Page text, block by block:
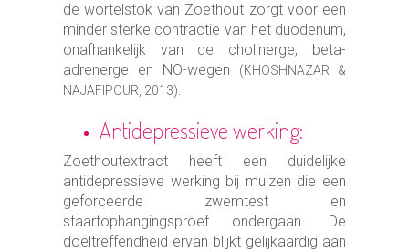
de wortelstok van Zoethout zorgt voor een
minder sterke contractie van het duodenum,
onafhankelijk van de cholinerge, beta-
adrenerge en NO-wegen
(KHOSHNAZAR &
NAJAFIPOUR, 2013).
Antidepressieve werking:
Zoethoutextract heeft een duidelijke
antidepressieve werking bij muizen die een
geforceerde zwemtest en
staartophangingsproef ondergaan. De
doeltreffendheid ervan blijkt gelijkaardig aan